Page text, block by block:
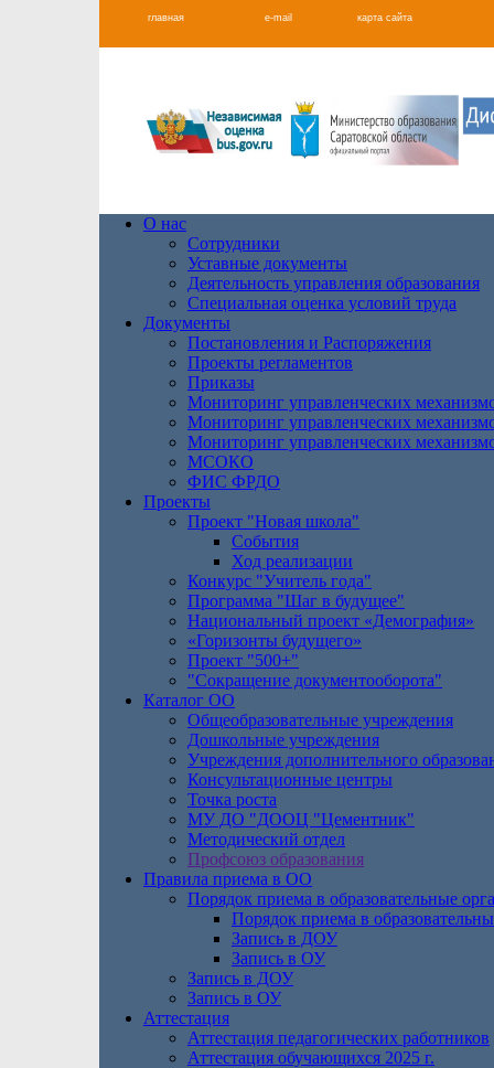
главная e-mail карта сайта
О нас
Сотрудники
Уставные документы
Деятельность управления образования
Специальная оценка условий труда
Документы
Постановления и Распоряжения
Проекты регламентов
Приказы
Мониторинг управленческих
Мониторинг управленческих
Мониторинг управленческих
МСОКО
ФИС ФРДО
Проекты
Проект "Новая школа"
События
Ход реализации
Конкурс "Учитель года"
Программа "Шаг в будущее"
Национальный проект «Демография»
«Горизонты будущего»
Проект "500+"
"Сокращение документооборота"
Каталог ОО
Общеобразовательные учреждения
Дошкольные учреждения
Учреждения дополнительного
Консультационные центры
Точка роста
МУ ДО "ДООЦ "Цементник"
Методический отдел
Профсоюз образования
Правила приема в ОО
Порядок приема в образовательные
Порядок приема в
Запись в ДОУ
Запись в ОУ
Запись в ДОУ
Запись в ОУ
Аттестация
Аттестация педагогических работников
Аттестация обучающихся 2025 г.